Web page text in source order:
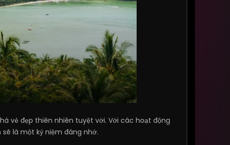
vẻ đẹp thiên nhiên tuyệt vời. Với các hoạt động
là một kỷ niệm đáng nhớ.